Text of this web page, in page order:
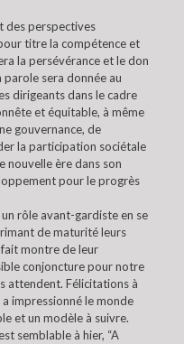
des perspectives
titre la compétence et
la persévérance et le don
sera donnée au
dirigeants dans le cadre
et équitable, à même
gouvernance, de
la participation sociétale
nouvelle ère dans son
pour le progrès
rôle avant-gardiste en se
de maturité leurs
montre de leur
conjoncture pour notre
attendent. Félicitations à
impressionné le monde
et un modèle à suivre.
semblable à hier, “A